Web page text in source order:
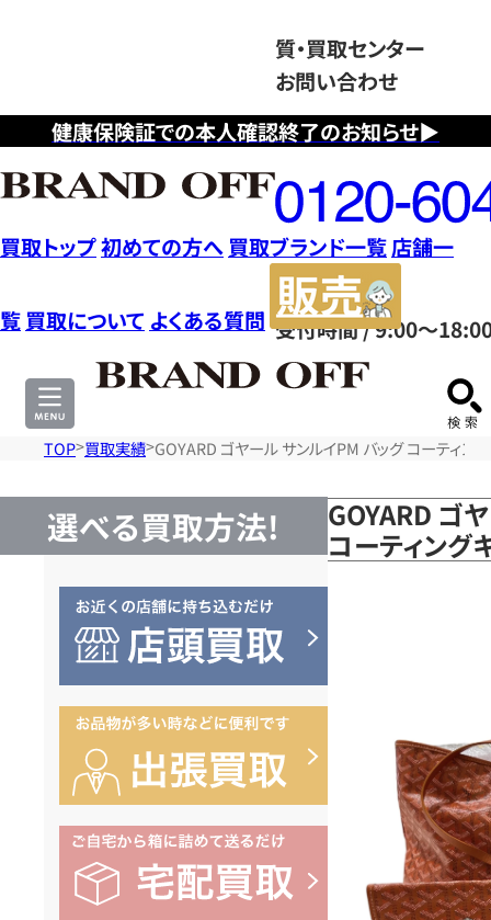
健康保険証での本人確認終了のお知らせ▶
質・買取センター
お問い合わせ
フ
リ
ー
ダ
イ
ヤ
ル
0120604117
受付時間 / 9:00～
買取トップ初めての方へ 買取ブランド一覧店舗一
覧 買取について よくある質問
サ
TOP 買取実績 GOYARD ゴヤール サンルイPM バッグ コーティン
選べる買取方法!
GOYARD ゴ
コーティング